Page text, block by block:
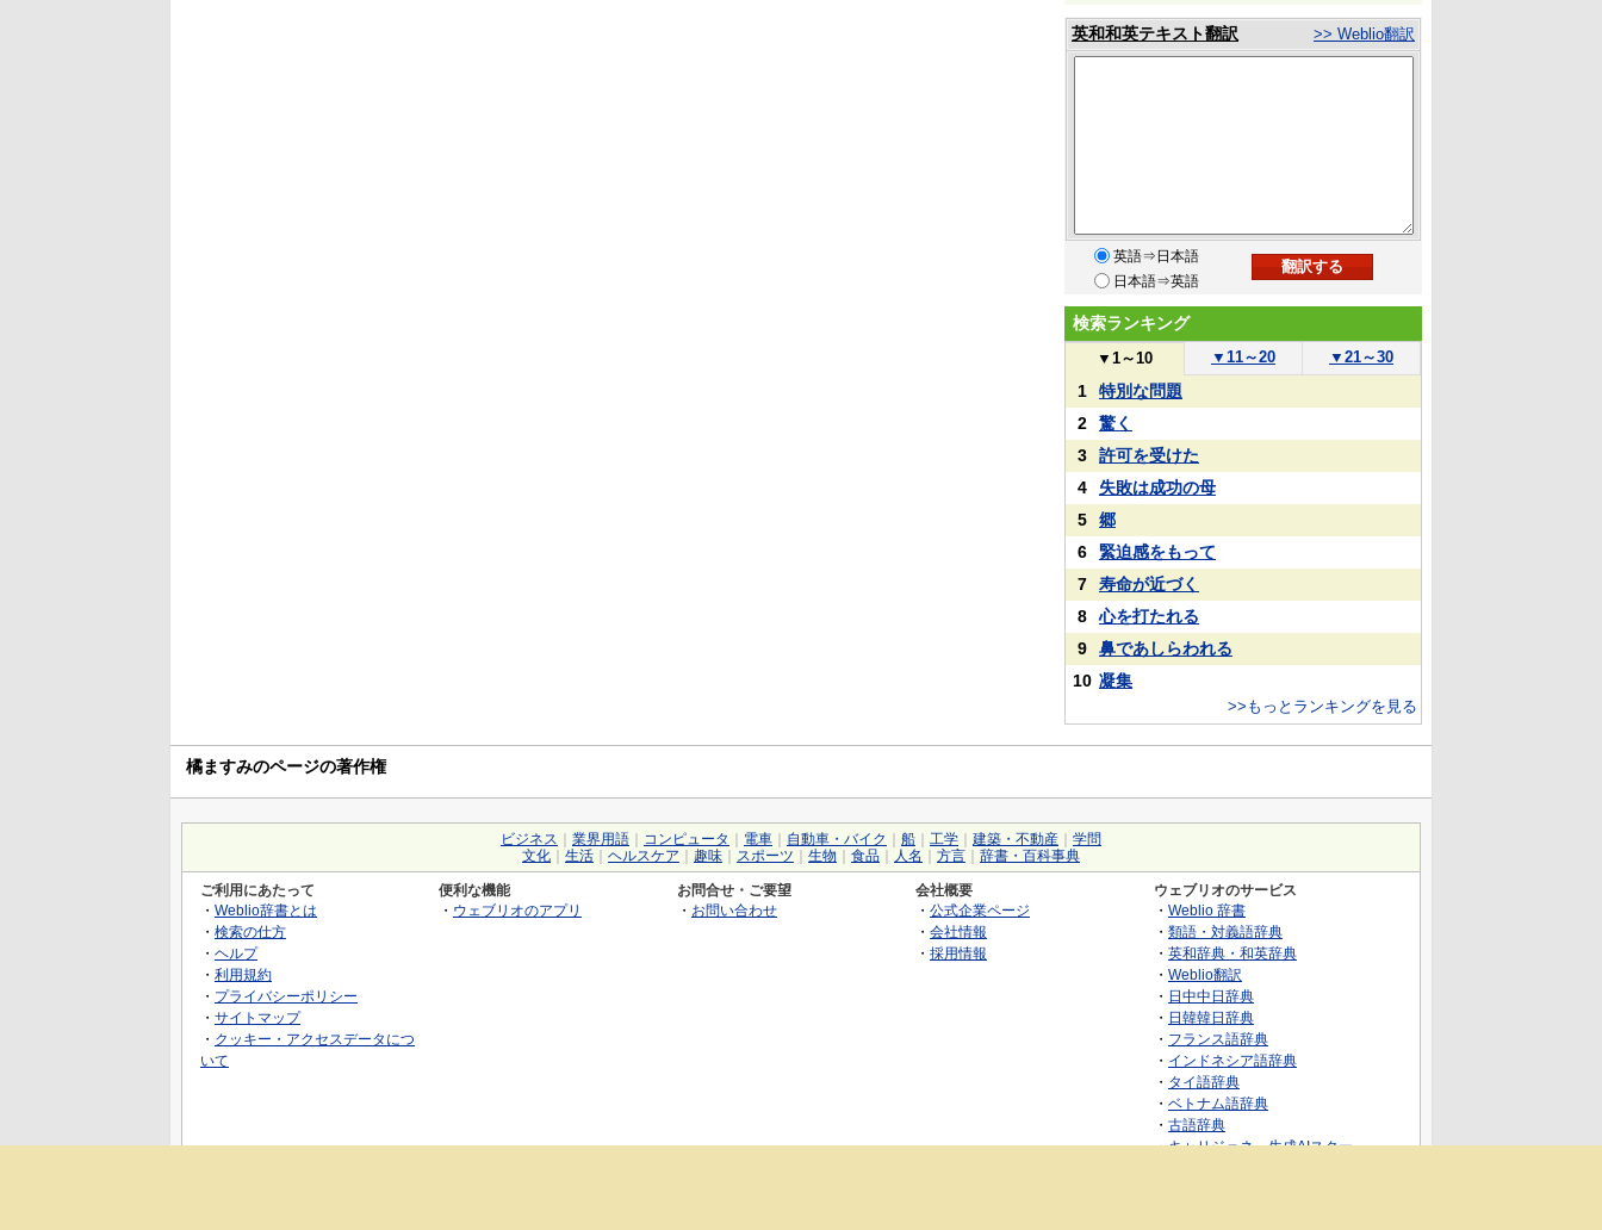
英和和英テキスト翻訳 >> Weblio翻訳
英語⇒日本語
日本語⇒英語
検索ランキング
▼ 1～10 ▼ 11～20 ▼ 21～30
1
特別な問題
2
驚く
3
許可を受けた
4
失敗は成功の母
5
郷
6
緊迫感をもって
7
寿命が近づく
8
心を打たれる
9
鼻であしらわれる
10 凝集
>>もっとランキングを見る
橘ますみのページの著作権
ビジネス 業界用語 コンピュータ 電車 自動車・バイク 船 工学 建築・不動産
学問
文化
生活 ヘルスケア 趣味 スポーツ 生物 食品 人名 方言 辞書・百科事典
ご利用にあたって
・ Weblio辞書とは
・ 検索の仕方
・ ヘルプ
・ 利用規約
・ プライバシーポリシー
・ サイトマップ
・ クッキー・アクセスデータにつ
いて
便利な機能
・ ウェブリオのアプリ
お問合せ・ご要望
・ お問い合わせ
会社概要
・ 公式企業ページ
・ 会社情報
・ 採用情報
ウェブリオのサービス
・ Weblio 辞書
・ 類語・対義語辞典
・ 英和辞典・和英辞典
・ Weblio翻訳
・ 日中中日辞典
・ 日韓韓日辞典
・ フランス語辞典
・ インドネシア語辞典
・ タイ語辞典
・ ベトナム語辞典
・ 古語辞典
・キャリジェネ～生成AIスクー